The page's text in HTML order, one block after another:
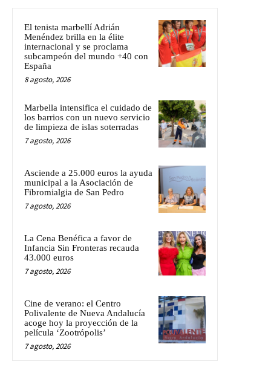
El tenista marbellí Adrián
Menéndez brilla en la élite
internacional y se proclama
subcampeón del mundo +40 con
España
8 agosto, 2026
Marbella intensifica el cuidado de
los barrios con un nuevo servicio
de limpieza de islas soterradas
7 agosto, 2026
Asciende a 25.000 euros la ayuda
municipal a la Asociación de
Fibromialgia de San Pedro
7 agosto, 2026
La Cena Benéfica a favor de
Infancia Sin Fronteras recauda
43.000 euros
7 agosto, 2026
Cine de verano: el Centro
Polivalente de Nueva Andalucía
acoge hoy la proyección de la
película ‘Zootrópolis’
7 agosto, 2026